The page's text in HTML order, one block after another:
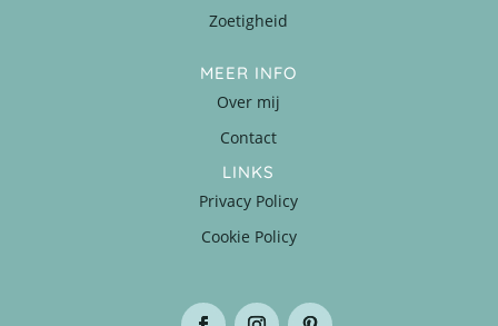
Zoetigheid
MEER INFO
Over mij
Contact
LINKS
Privacy Policy
Cookie Policy